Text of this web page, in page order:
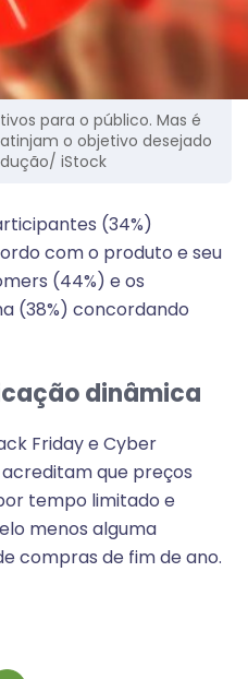
para o público. Mas é
o objetivo desejado
iStock
(34%)
com o produto e seu
(44%) e os
(38%) concordando
dinâmica
Friday e Cyber
acreditam que preços
tempo limitado e
menos alguma
compras de fim de ano.